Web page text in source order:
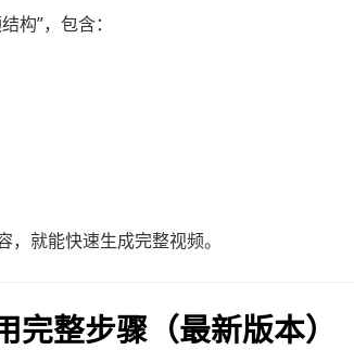
构”，包含：
就能快速生成完整视频。
整步骤（最新版本）